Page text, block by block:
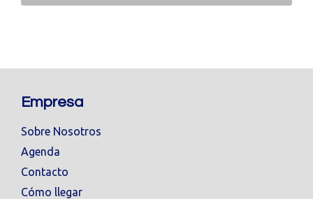
Empresa
Sobre Nosotros
Agenda
Contacto
Cómo llegar